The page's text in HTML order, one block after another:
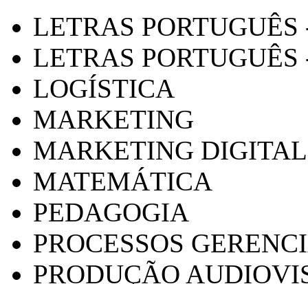
LETRAS
LETRAS PORTUGUÊS
LOGÍSTICA
MARKETING
MARKETING DIGITAL
MATEMÁTICA
PEDAGOGIA
PROCESSOS
PRODUÇÃO